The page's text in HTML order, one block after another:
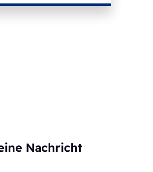
Nachricht